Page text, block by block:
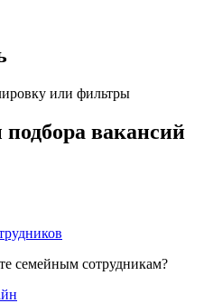
или фильтры
вакансий
семейным сотрудникам?